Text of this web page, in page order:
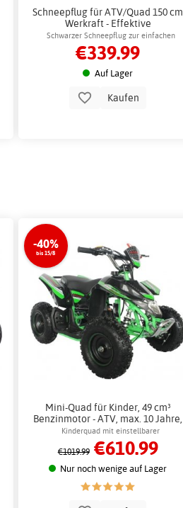
Schneepflug für ATV/Quad 150 cm
Werkraft - Effektive
Schneeräumung
Schwarzer Schneepflug zur einfachen
Schneeräumung mit einem Quad
€339.99
Auf Lager
Kaufen
-40%
bis 15/8
Mini-Quad für Kinder, 49 cm³
Benzinmotor - ATV, max. 10 Jahre,
40 km/h + Schlosskette
Kinderquad mit einstellbarer
Höchstgeschwindigkeit
€1019.99 €610.99
Nur noch wenige auf Lager